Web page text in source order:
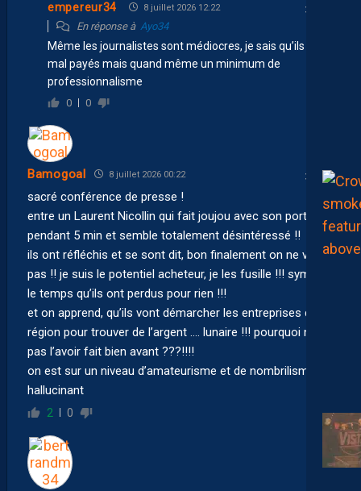
empereur34 8 juillet 2026 12:22
En réponse à Ayo34
Même les journalistes sont médiocres, je sais qu’ils sont
mal payés mais quand même un minimum de
professionnalisme
0 0
Bamogoal 8 juillet 2026 00:22
sacré conférence de presse !
entre un Laurent Nicollin qui fait joujou avec son portable
pendant 5 min et semble totalement désintéressé !!
ils ont réfléchis et se sont dit, bon finalement on ne vend
pas !! je suis le potentiel acheteur, je les fusille !!! sympa
le temps qu’ils ont perdus pour rien !!!
et on apprend, qu’ils vont démarcher les entreprises de la
région pour trouver de l’argent …. lunaire !!! pourquoi ne
pas l’avoir fait bien avant ???!!!!
on est sur un niveau d’amateurisme et de nombrilisme
hallucinant
2 0